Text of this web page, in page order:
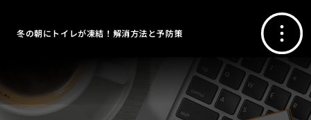
冬の朝にトイレが凍結！解消方法と予防策